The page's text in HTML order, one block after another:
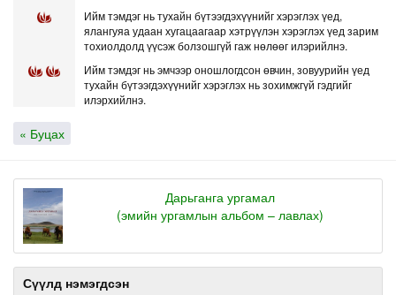
Ийм тэмдэг нь тухайн бүтээгдэхүүнийг хэрэглэх үед,
ялангуяа удаан хугацаагаар хэтрүүлэн хэрэглэх үед зарим
тохиолдолд үүсэж болзошгүй гаж нөлөөг илэрийлнэ.
Ийм тэмдэг нь эмчээр оношлогдсон өвчин, зовуурийн үед
тухайн бүтээгдэхүүнийг хэрэглэх нь зохимжгүй гэдгийг
илэрхийлнэ.
« Буцах
Дарьганга ургамал
(эмийн ургамлын альбом – лавлах)
Сүүлд нэмэгдсэн